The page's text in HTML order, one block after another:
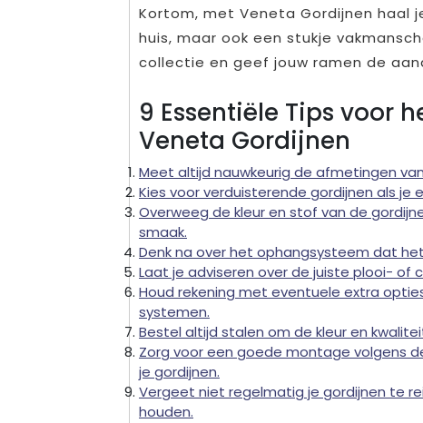
Kortom, met Veneta Gordijnen haal
huis, maar ook een stukje
collectie en geef jouw ramen de
9 Essentiële Tips voor
Veneta Gordijnen
Meet altijd nauwkeurig de afmetingen
Kies voor verduisterende gordijnen als je
Overweeg de kleur en stof van de
smaak.
Denk na over het ophangsysteem dat
Laat je adviseren over de juiste plooi-
Houd rekening met eventuele extra
systemen.
Bestel altijd stalen om de kleur en
Zorg voor een goede montage volgens
je gordijnen.
Vergeet niet regelmatig je gordijnen te
houden.